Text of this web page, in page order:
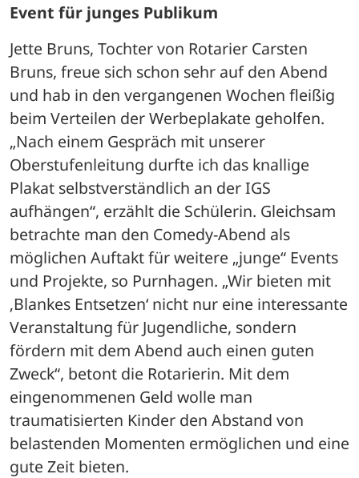
Event für junges Publikum
Jette Bruns, Tochter von Rotarier Carsten
Bruns, freue sich schon sehr auf den Abend
und hab in den vergangenen Wochen fleißig
beim Verteilen der Werbeplakate geholfen.
„Nach einem Gespräch mit unserer
Oberstufenleitung durfte ich das knallige
Plakat selbstverständlich an der IGS
aufhängen“, erzählt die Schülerin. Gleichsam
betrachte man den Comedy-Abend als
möglichen Auftakt für weitere „junge“ Events
und Projekte, so Purnhagen. „Wir bieten mit
‚Blankes Entsetzen‘ nicht nur eine interessante
Veranstaltung für Jugendliche, sondern
fördern mit dem Abend auch einen guten
Zweck“, betont die Rotarierin. Mit dem
eingenommenen Geld wolle man
traumatisierten Kinder den Abstand von
belastenden Momenten ermöglichen und eine
gute Zeit bieten.